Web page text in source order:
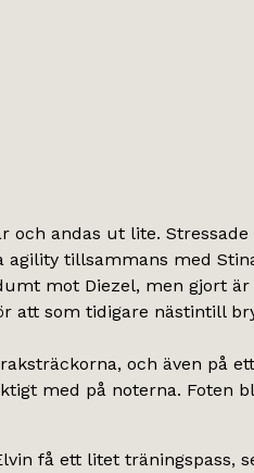
och andas ut lite.
tillsammans med
mot Diezel, men gjort är
att som tidigare nästintill
och även på
med på noterna. Foten
få ett litet träningspass,